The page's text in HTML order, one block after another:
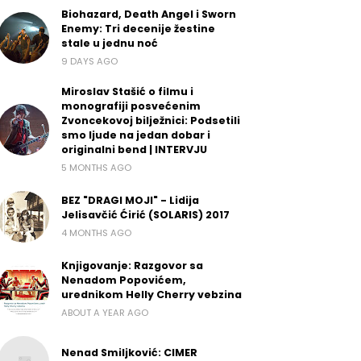
Biohazard, Death Angel i Sworn
Enemy: Tri decenije žestine
stale u jednu noć
9 DAYS AGO
Miroslav Stašić o filmu i
monografiji posvećenim
Zvoncekovoj bilježnici: Podsetili
smo ljude na jedan dobar i
originalni bend | INTERVJU
5 MONTHS AGO
BEZ "DRAGI MOJI" - Lidija
Jelisavčić Ćirić (SOLARIS) 2017
4 MONTHS AGO
Knjigovanje: Razgovor sa
Nenadom Popovićem,
urednikom Helly Cherry vebzina
ABOUT A YEAR AGO
Nenad Smiljković: CIMER